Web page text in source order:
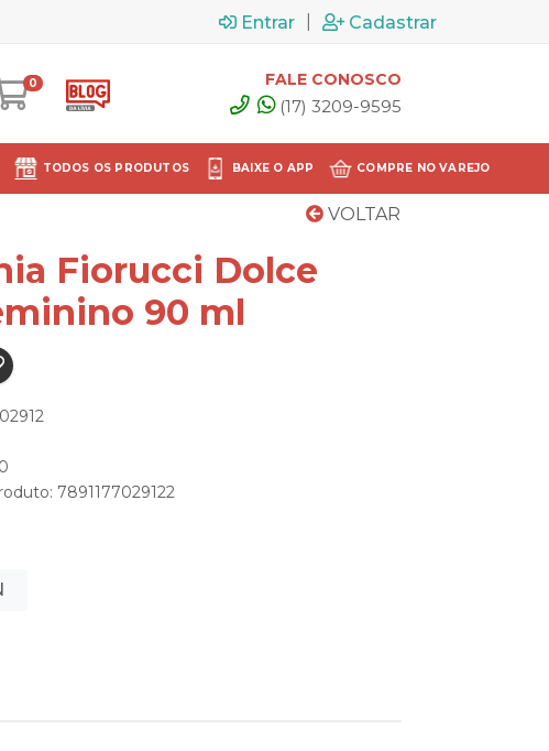
Entrar Cadastrar
0 FALE CONOSCO
(17) 3209-9595
TODOS OS PRODUTOS BAIXE O APP COMPRE NO VAREJO
VOLTAR
Fiorucci Dolce
90 ml
7891177029122